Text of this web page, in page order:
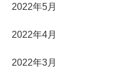
2022年5月
2022年4月
2022年3月